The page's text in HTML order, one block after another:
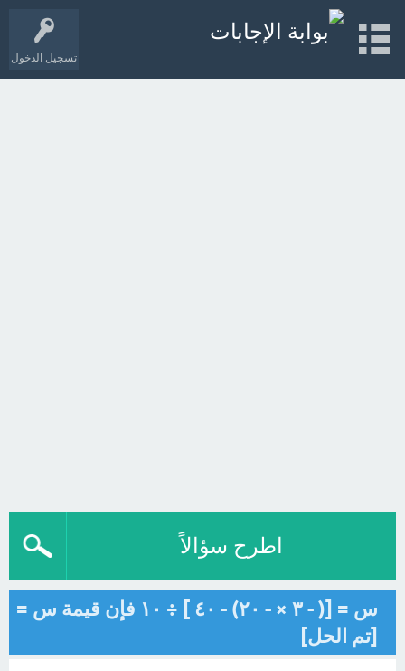
تسجيل الدخول
اطرح سؤالاً
س = [( - ٣ × - ٢٠) - ٤٠ ] ÷ ١٠ فإن قيمة س =
[تم الحل]